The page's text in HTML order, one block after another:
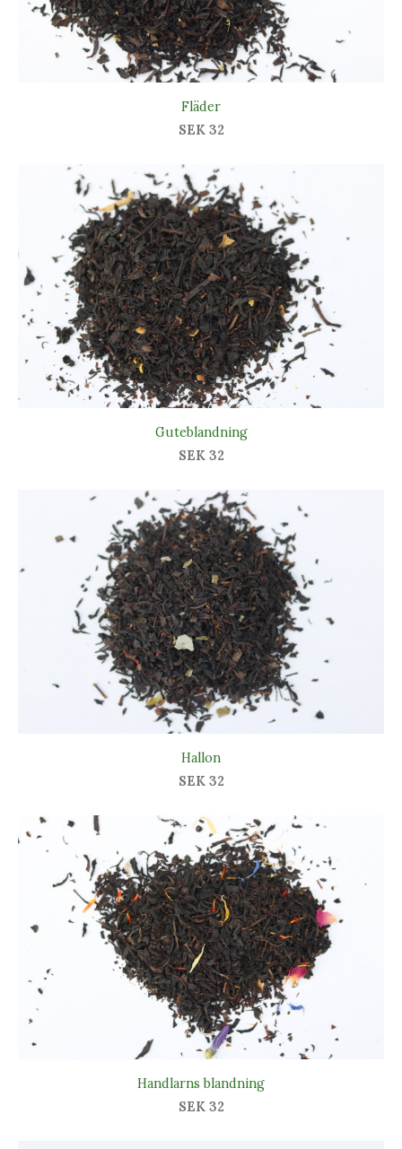
Fläder
SEK 32
Guteblandning
SEK 32
Hallon
SEK 32
Handlarns blandning
SEK 32